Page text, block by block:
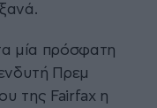
μία πρόσφατη
Πρεμ
της Fairfax η